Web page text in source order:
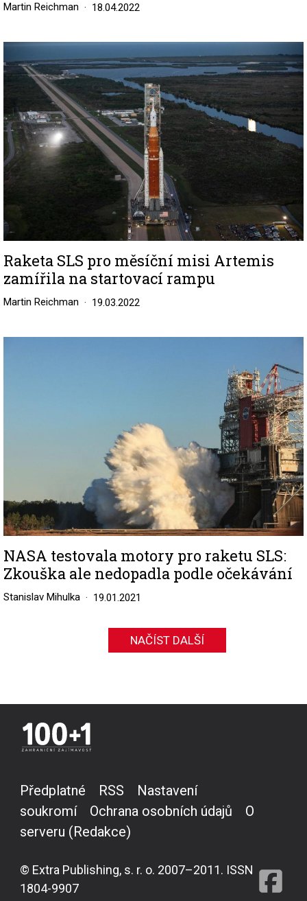
Martin Reichman 18.04.2022
Image
Raketa SLS pro měsíční misi Artemis
zamířila na startovací rampu
Martin Reichman 19.03.2022
NASA testovala motory pro raketu SLS:
Zkouška ale nedopadla podle očekávání
Stanislav Mihulka 19.01.2021
NAČÍST DALŠÍ
Předplatné RSS
Nastavení
soukromí
Ochrana osobních údajů
O
serveru (Redakce)
© Extra Publishing, s. r. o. 2007–2011. ISSN
1804-9907